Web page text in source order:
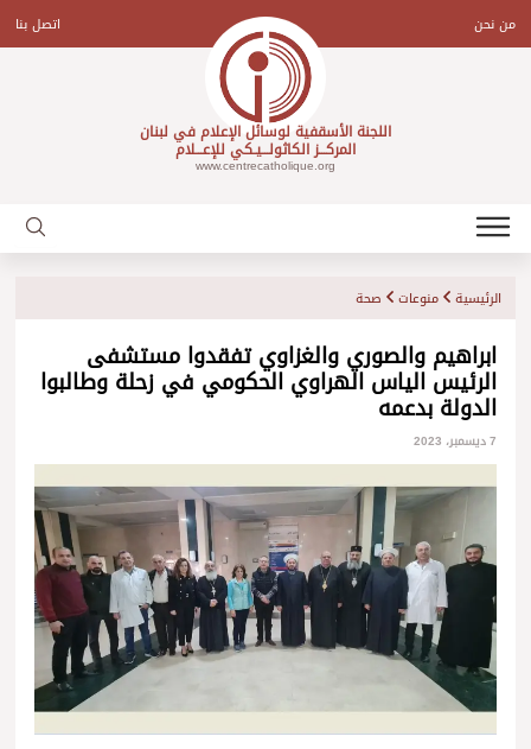
contentمن نحن اتصل بنا
اللجنة الأسقفية لوسائل الإعلام في لبنان
المركـــز الكاثولـــيـكي للإعـــلام
www.centrecatholique.org
الرئيسية منوعات صحة
ابراهيم والصوري والغزاوي تفقدوا مستشفى
الرئيس الياس الهراوي الحكومي في زحلة وطالبوا
الدولة بدعمه
7 ديسمبر، 2023